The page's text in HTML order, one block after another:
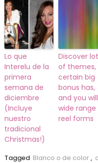
Lo que
Interelu de la
primera
semana de
diciembre
(Incluye
nuestro
tradicional
Christmas!)
Discover
of themes,
certain big
bonus has,
and you
wide range
reel forms
Tagged Blanco o de color,